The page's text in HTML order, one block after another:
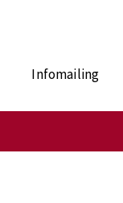
Infomailing